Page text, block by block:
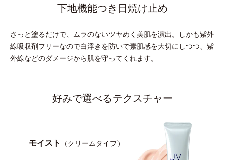
下地機能つき日焼け止め
さっと塗るだけで、ムラのないツヤめく美肌を演出。
しかも紫外
線吸収剤フリーなので白浮きを防いで素肌感を大切にしつつ、紫
外線などのダメージから肌を守ってくれます。
好みで選べるテクスチャー
モイスト （クリームタイプ）